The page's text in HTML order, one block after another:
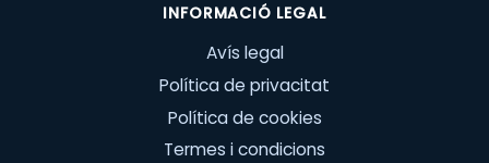
INFORMACIÓ LEGAL
Avís legal
Política de privacitat
Política de cookies
Termes i condicions